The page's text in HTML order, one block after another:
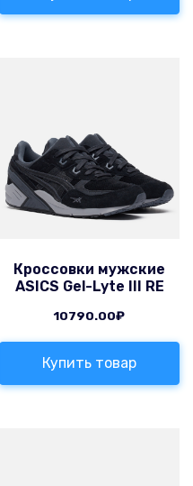
Кроссовки мужские
ASICS Gel-Lyte III RE
10790.00₽
Купить товар